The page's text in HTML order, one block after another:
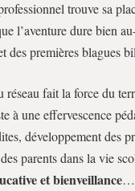
trouve sa
l’aventure dure bien
des premières blagues
réseau fait la force du
à une effervescence
développement des
parents dans la vie
et bienveillance…